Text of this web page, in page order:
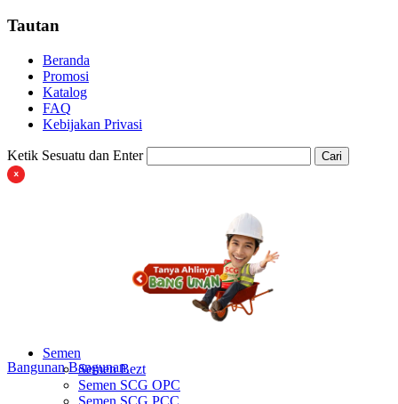
Tautan
Beranda
Promosi
Katalog
FAQ
Kebijakan Privasi
Ketik Sesuatu dan Enter Cari
Bangunan Bangunan
Semen
Semen Bezt
Semen SCG OPC
Semen SCG PCC